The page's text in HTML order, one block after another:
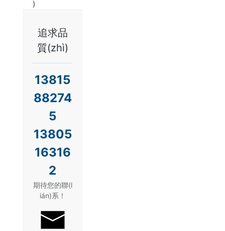
)
追求品
質(zhì)
13815
88274
5
13805
16316
2
期待您的聯(l
ián)系！